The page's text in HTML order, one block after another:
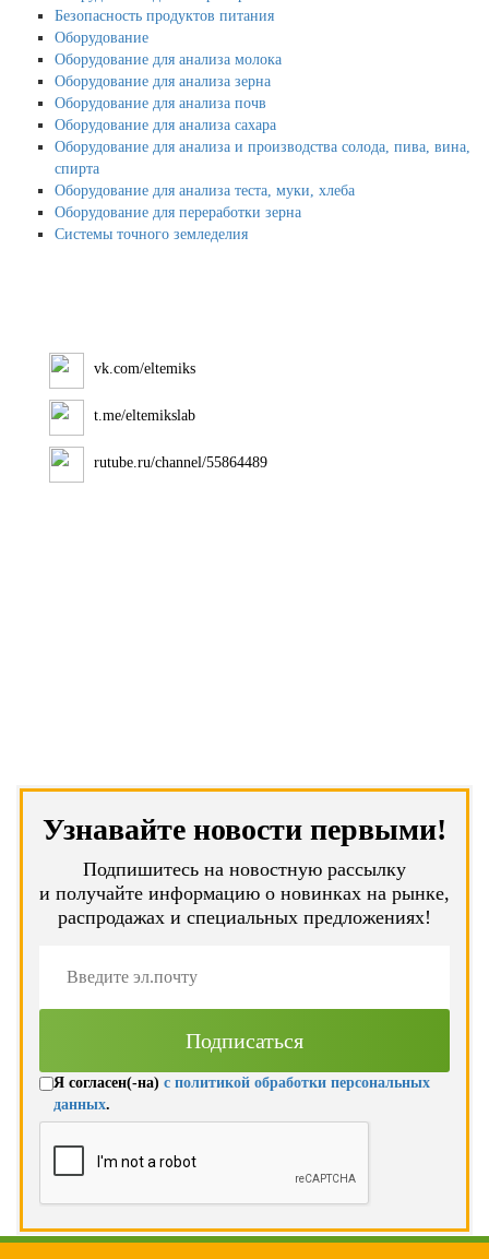
Безопасность продуктов питания
Оборудование
Оборудование для анализа молока
Оборудование для анализа зерна
Оборудование для анализа почв
Оборудование для анализа сахара
Оборудование для анализа и производства солода, пива, вина,
спирта
Оборудование для анализа теста, муки, хлеба
Оборудование для переработки зерна
Системы точного земледелия
vk.com/eltemiks
t.me/eltemikslab
rutube.ru/channel/55864489
Узнавайте новости первыми!
Подпишитесь на новостную рассылку
и получайте информацию о новинках на рынке,
распродажах и специальных предложениях!
Я согласен(-на) с политикой обработки персональных
данных.